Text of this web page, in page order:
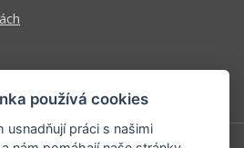
používá cookies
usnadňují práci s našimi